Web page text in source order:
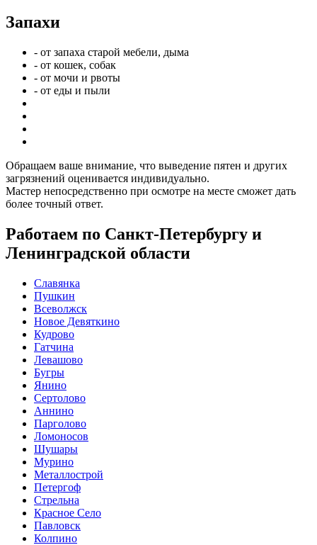
Запахи
- от запаха старой мебели, дыма
- от кошек, собак
- от мочи и рвоты
- от еды и пыли
Обращаем ваше внимание, что выведение пятен и других
загрязнений оценивается индивидуально.
Мастер непосредственно при осмотре на месте сможет дать
более точный ответ.
Работаем по Санкт-Петербургу и
Ленинградской области
Славянка
Пушкин
Всеволжск
Новое Девяткино
Кудрово
Гатчина
Левашово
Бугры
Янино
Сертолово
Аннино
Парголово
Ломоносов
Шушары
Мурино
Металлострой
Петергоф
Стрельна
Красное Село
Павловск
Колпино